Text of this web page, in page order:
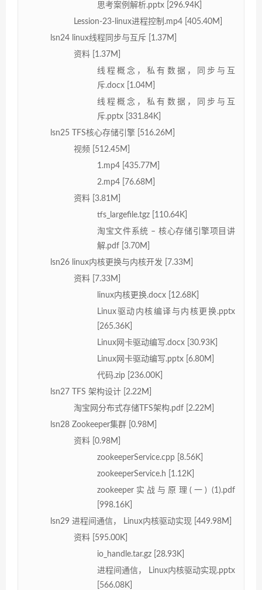
思考案例解析.pptx [296.94K]
Lession-23-linux进程控制.mp4 [405.40M]
lsn24 linux线程同步与互斥 [1.37M]
资料 [1.37M]
线程概念，私有数据，同步与互
斥.docx [1.04M]
线程概念，私有数据，同步与互
斥.pptx [331.84K]
lsn25 TFS核心存储引擎 [516.26M]
视频 [512.45M]
1.mp4 [435.77M]
2.mp4 [76.68M]
资料 [3.81M]
tfs_largefile.tgz [110.64K]
淘宝文件系统 – 核心存储引擎项目讲
解.pdf [3.70M]
lsn26 linux内核更换与内核开发 [7.33M]
资料 [7.33M]
linux内核更换.docx [12.68K]
Linux驱动内核编译与内核更换.pptx
[265.36K]
Linux网卡驱动编写.docx [30.93K]
Linux网卡驱动编写.pptx [6.80M]
代码.zip [236.00K]
lsn27 TFS 架构设计 [2.22M]
淘宝网分布式存储TFS架构.pdf [2.22M]
lsn28 Zookeeper集群 [0.98M]
资料 [0.98M]
zookeeperService.cpp [8.56K]
zookeeperService.h [1.12K]
zookeeper实战与原理(一) (1).pdf
[998.16K]
lsn29 进程间通信， Linux内核驱动实现 [449.98M]
资料 [595.00K]
io_handle.tar.gz [28.93K]
进程间通信， Linux内核驱动实现.pptx
[566.08K]